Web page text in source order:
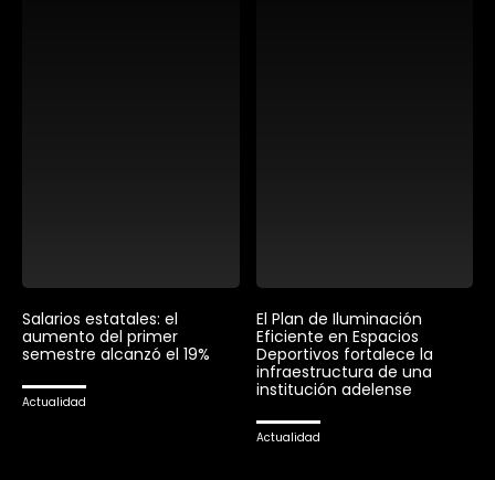
Salarios estatales: el
aumento del primer
semestre alcanzó el 19%
Actualidad
El Plan de Iluminación
Eficiente en Espacios
Deportivos fortalece la
infraestructura de una
institución adelense
Actualidad